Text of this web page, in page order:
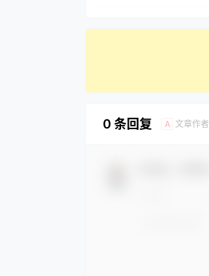
0 条回复 A 文章作者